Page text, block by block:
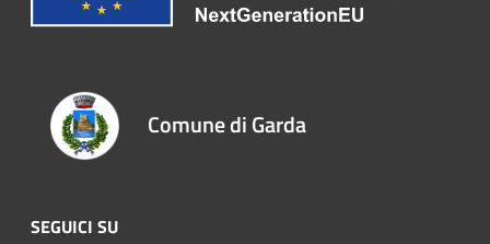
Comune di Garda
SEGUICI SU